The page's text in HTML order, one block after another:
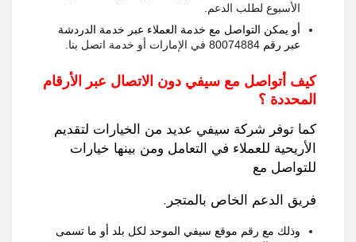
الأسبوع لطلب الدعم
أو يمكن التواصل مع خدمة العملاء عبر خدمة الدردشة
عبر رقم 80074884 في الإمارات أو خدمة اتصل بنا.
كيف أتواصل مع سيفي دون الاتصال عبر الأرقام
المحددة ؟
كما توفر شركة سيفي عديد من الخيارات لتقديم
الأريحية للعملاء في التعامل ومن بينها خيارات
للتواصل مع
فريق الدعم الخاص بالمتجر .
وذلك مع رقم موقع سيفي الموحد لكل بلد أو ما تسمى